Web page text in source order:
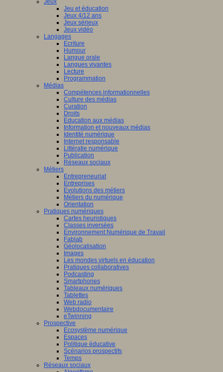
Jeux
Jeu et éducation
Jeux 4/12 ans
Jeux sérieux
Jeux vidéo
Langages
Ecriture
Humour
Langue orale
Langues vivantes
Lecture
Programmation
Médias
Compétences informationnelles
Culture des médias
Curation
Droits
Education aux médias
Information et nouveaux médias
Identité numérique
Internet responsable
Littératie numérique
Publication
Réseaux sociaux
Métiers
Entrepreneuriat
Entreprises
Evolutions des métiers
Métiers du numérique
Orientation
Pratiques numériques
Cartes heuristiques
Classes inversées
Environnement Numérique de Travail
Fablab
Géolocalisation
Images
Les mondes virtuels en éducation
Pratiques collaboratives
Podcasting
Smartphones
Tableaux numériques
Tablettes
Web radio
Webdocumentaire
eTwinning
Prospective
Ecosystème numérique
Espaces
Politique éducative
Scénarios prospectifs
Temps
Réseaux sociaux